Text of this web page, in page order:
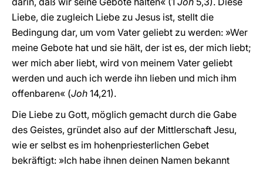
Liebe, die zugleich Liebe zu Jesus ist, stellt die
Bedingung dar, um vom Vater geliebt zu werden: »Wer
meine Gebote hat und sie hält, der ist es, der mich liebt;
wer mich aber liebt, wird von meinem Vater geliebt
werden und auch ich werde ihn lieben und mich ihm
offenbaren« (Joh 14,21).
Die Liebe zu Gott, möglich gemacht durch die Gabe
des Geistes, gründet also auf der Mittlerschaft Jesu,
wie er selbst es im hohenpriesterlichen Gebet
bekräftigt: »Ich habe ihnen deinen Namen bekannt